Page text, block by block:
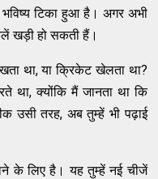
भविष्य टिका हुआ है। अगर अभी
खड़ी हो सकती हैं।
था, या क्रिकेट खेलता था?
था, क्योंकि मैं जानता था कि
उसी तरह, अब तुम्हें भी पढ़ाई
के लिए है। यह तुम्हें नई चीजें